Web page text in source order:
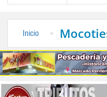
Inicio